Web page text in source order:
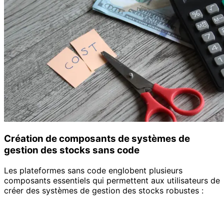
Création de composants de systèmes de
gestion des stocks sans code
Les plateformes sans code englobent plusieurs
composants essentiels qui permettent aux utilisateurs de
créer des systèmes de gestion des stocks robustes :